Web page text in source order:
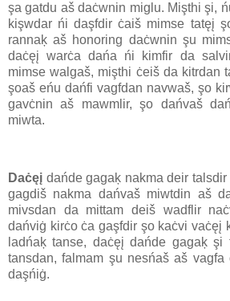
şa gatdu aš daċwnin miglu. Mişthi şi,
kişwdar ńi daşfdir ċaiš mimse tatęį
rannaķ aš honoring daċwnin şu
daċęį warċa dańa ńi kimfir da
mimse walgaš, mişthi ċeiš da kitrdan
şoaš eńu dańfi vagfdan navwaš, şo
gavċnin aš mawmlir, şo dańvaš
miwta.
Daċęį dańde gagaķ nakma deir
gagdiš nakma dańvaš miwtdin aš
mivsdan da mittam deiš wadflir
dańviġ kirċo ċa gaşfdir şo kaċvi vaċęį
ladńaķ tanse, daċęį dańde gagaķ şi
tansdan, falmam şu nesńaš aš
daşńiġ.